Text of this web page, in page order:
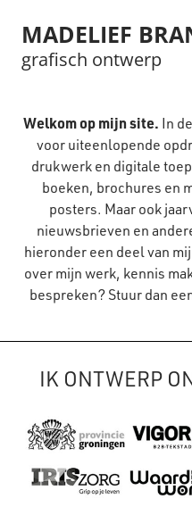
MADELIEF
grafisch ontwerp
Welkom op mijn site. In
voor uiteenlopende
drukwerk en digitale
boeken, brochures en
posters. Maar ook
nieuwsbrieven en
hieronder een deel van
over mijn werk, kennis
bespreken? Stuur dan
IK ONTWERP